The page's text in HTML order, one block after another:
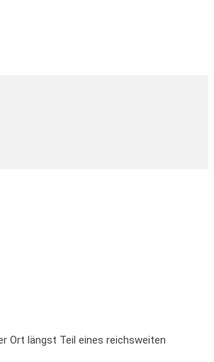
Ort längst Teil eines reichsweiten